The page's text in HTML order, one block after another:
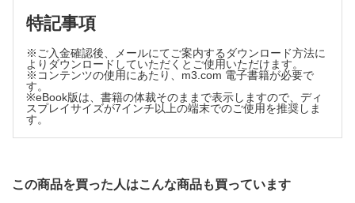
推奨ブラウザ： Firefox 最新版 / Google Chrome 最新版 / Safari
最新版
特記事項
※ご入金確認後、メールにてご案内するダウンロード方法に
よりダウンロードしていただくとご使用いただけます。
※コンテンツの使用にあたり、m3.com 電子書籍が必要で
す。
※eBook版は、書籍の体裁そのままで表示しますので、ディ
スプレイサイズが7インチ以上の端末でのご使用を推奨しま
す。
この商品を買った人はこんな商品も買っています